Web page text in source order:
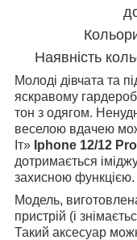
Наявність
Молоді дівчата та
яскравому
тон з одягом.
веселою вдачею
Іт» Iphone 12/12 Pro
дотримається
захисною функцією.
Модель,
пристрій (і
Такий аксесуар